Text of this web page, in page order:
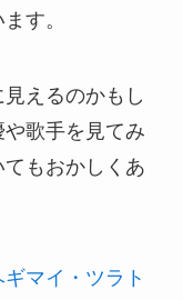
す。
えるのかもし
歌手を見てみ
もおかしくあ
マイ・ツラト